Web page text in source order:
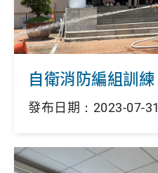
自衛消防編組訓練
發布日期：2023-07-31